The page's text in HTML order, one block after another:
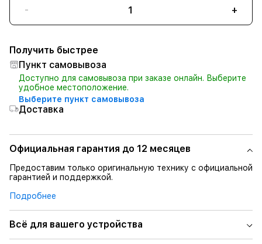
- +
Получить быстрее
Пункт самовывоза
Доступно для самовывоза при заказе онлайн. Выберите
удобное местоположение.
Выберите пункт самовывоза
Доставка
Официальная гарантия до 12 месяцев
Предоставим только оригинальную технику с официальной
гарантией и поддержкой.
Подробнее
Всё для вашего устройства